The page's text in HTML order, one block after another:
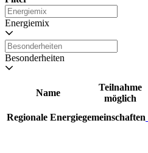
Energiemix
Besonderheiten
Name
Teilnahme
möglich
Regionale Energiegemeinschaften